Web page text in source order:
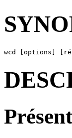
wcd [options]